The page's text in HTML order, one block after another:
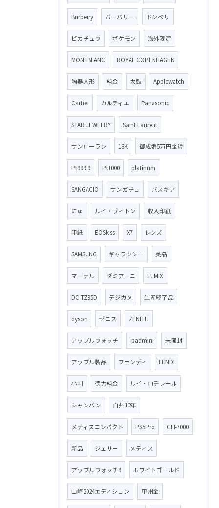
Burberry バーバリー ドンペリ
ピカチュウ ポケモン 海外限定
MONTBLANC ROYAL COPENHAGEN
陶器人形 純金 太鼓 Applewatch
Cartier カルティエ Panasonic
STAR JEWELRY Saint Laurent
サンローラン 18K 御成婚5万円金貨
Pt999.9 Pt1000 platinum
SANGACIO サンガチョ バスキア
にゅ ルイ・ヴィトン 収入印紙
印紙 EOSkiss X7 レンズ
SAMSUNG ギャラクシー 美品
マーテル ダミアーニ LUMIX
DC-TZ95D デジカメ 生産終了品
dyson ゼニス ZENITH
アップルウォッチ ipadmini 未開封
アップル製品 フェンディ FENDI
小判 徳力純金 ルイ・ロデレール
シャンパン 白州12年
メティスコンパクト PS5Pro CFI-7000
新品 ジェリー メティス
アップルウォッチ9 ホワイトゴールド
山崎2024エディション 甲州金